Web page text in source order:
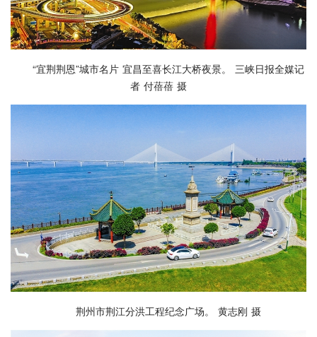
“宜荆荆恩”城市名片 宜昌至喜长江大桥夜景。 三峡日报全媒记
者 付蓓蓓 摄
荆州市荆江分洪工程纪念广场。 黄志刚 摄